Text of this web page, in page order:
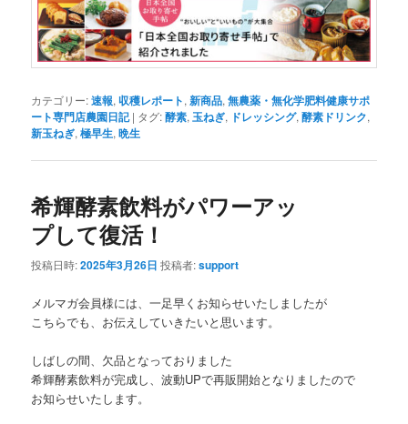
カテゴリー:速報,収穫レポート,新商品,無農薬・無化学肥料健康サポ
ート専門店農園日記 | タグ:酵素, 玉ねぎ, ドレッシング,酵素ドリンク,
新玉ねぎ,極早生,晩生
希輝酵素飲料がパワーアッ
プして復活！
投稿日時:2025年3月26日 投稿者:support
メルマガ会員様には、一足早くお知らせいたしましたが
こちらでも、お伝えしていきたいと思います。
しばしの間、欠品となっておりました
希輝酵素飲料が完成し、波動UPで再販開始となりましたので
お知らせいたします。